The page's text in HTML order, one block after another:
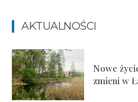
AKTUALNOŚCI
Nowe
zmieni w